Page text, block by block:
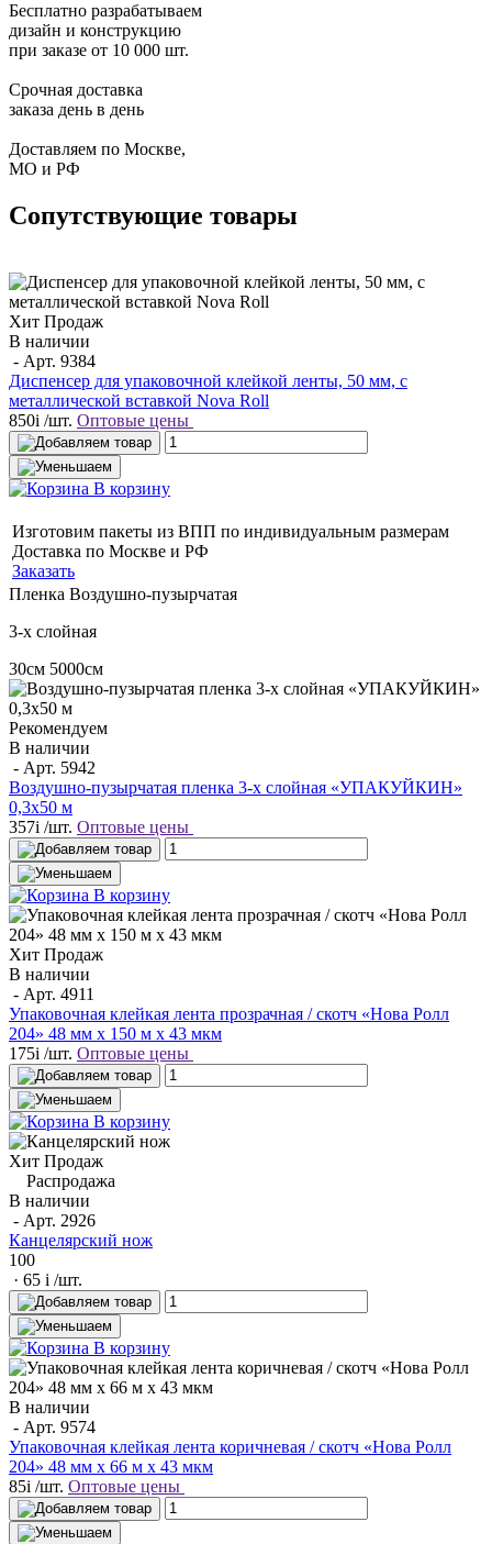
Бесплатно разрабатываем
дизайн и конструкцию
при заказе от 10 000 шт.
Срочная доставка
заказа день в день
Доставляем по Москве,
МО и РФ
Сопутствующие товары
Хит Продаж
В наличии
- Арт. 9384
Диспенсер для упаковочной клейкой ленты, 50 мм, с
металлической вставкой Nova Roll
850i /шт. Оптовые цены
В корзину
Изготовим пакеты из ВПП по индивидуальным размерам
Доставка по Москве и РФ
Заказать
Пленка Воздушно-пузырчатая
3-х слойная
30см 5000см
Рекомендуем
В наличии
- Арт. 5942
Воздушно-пузырчатая пленка 3-х слойная «УПАКУЙКИН»
0,3х50 м
357i /шт. Оптовые цены
В корзину
Хит Продаж
В наличии
- Арт. 4911
Упаковочная клейкая лента прозрачная / скотч «Нова Ролл
204» 48 мм х 150 м х 43 мкм
175i /шт. Оптовые цены
В корзину
Хит Продаж
Распродажа
В наличии
- Арт. 2926
Канцелярский нож
100
· 65 i /шт.
В корзину
В наличии
- Арт. 9574
Упаковочная клейкая лента коричневая / скотч «Нова Ролл
204» 48 мм x 66 м х 43 мкм
85i /шт. Оптовые цены